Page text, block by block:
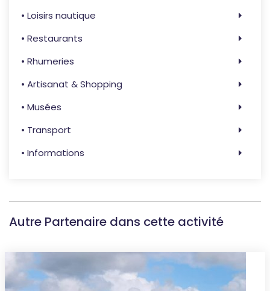
• Loisirs nautique
• Restaurants
• Rhumeries
• Artisanat & Shopping
• Musées
• Transport
• Informations
Autre Partenaire dans cette activité